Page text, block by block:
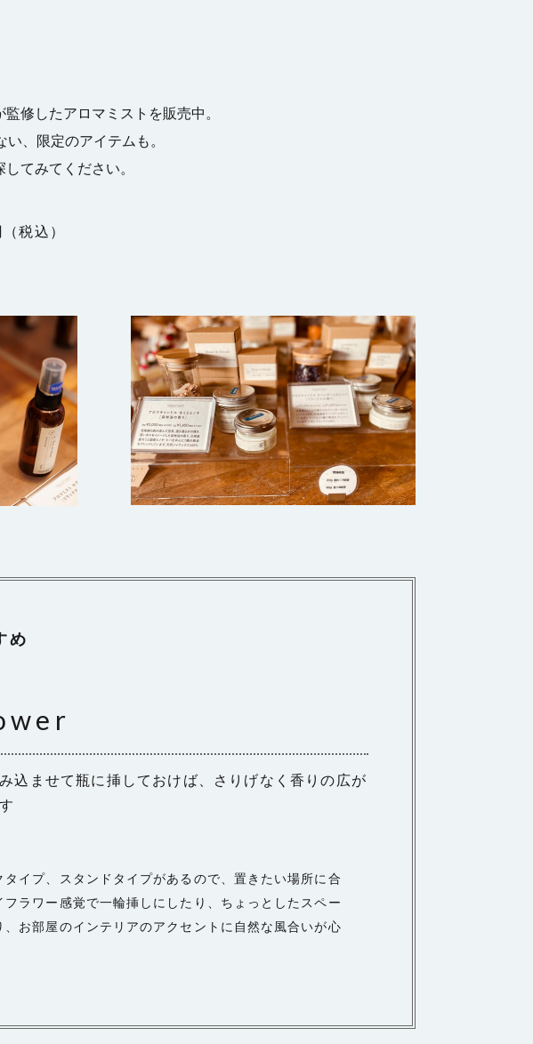
修したアロマミストを販売中。
、限定のアイテムも。
てみてください。
税込）
め
込ませて瓶に挿しておけば、さりげなく香りの広が
イプ、スタンドタイプがあるので、置きたい場所に合
ラワー感覚で一輪挿しにしたり、ちょっとしたスペー
、お部屋のインテリアのアクセントに自然な風合いが心